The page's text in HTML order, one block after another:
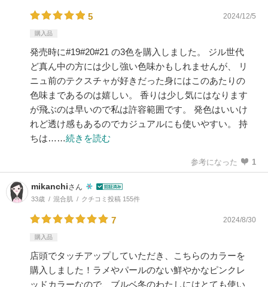
5 2024/12/5
購入品
発売時に#19#20#21 の3色を購入しました。 ジル世代
ど真ん中の方には少し強い色味かもしれませんが、 リ
ニュ前のテクスチャが好きだった身にはこのあたりの
色味まであるのは嬉しい。 香りは少し気にはなります
が飛ぶのは早いので私は許容範囲です。 発色はいいけ
れど透け感もあるのでカジュアルにも使いやすい。 持
ちは……続きを読む
参考になった 1
mikanchiさん
33歳 混合肌 クチコミ投稿 155件
7 2024/8/30
購入品
店頭でタッチアップしていただき、こちらのカラーを
購入しました！ラメやパールのない鮮やかなピンクレ
ッドカラーなので、ブルベ冬のわたしにはとても使い